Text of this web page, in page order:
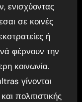
ενισχύοντας
σε κοινές
ή
φέρνουν την
κοινωνία.
γίνονται
πολιτιστικής